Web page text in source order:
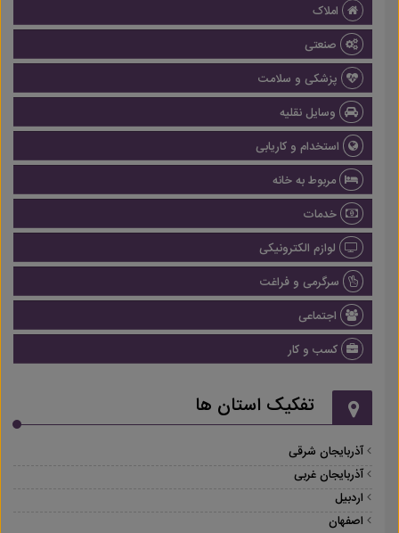
املاک
صنعتی
پزشکی و سلامت
وسایل نقلیه
استخدام و کاریابی
مربوط به خانه
خدمات
لوازم الکترونیکی
سرگرمی و فراغت
اجتماعی
کسب و کار
تفکیک استان ها
آذربایجان شرقی
آذربایجان غربی
اردبیل
اصفهان